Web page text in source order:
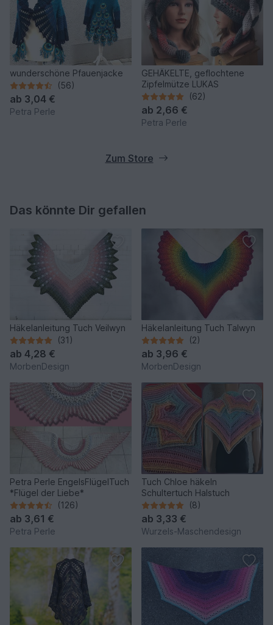
wunderschöne Pfauenjacke
(56)
ab 3,04 €
Petra Perle
GEHÄKELTE, geflochtene
Zipfelmütze LUKAS
(62)
ab 2,66 €
Petra Perle
Zum Store
Das könnte Dir gefallen
Häkelanleitung Tuch Veilwyn
(31)
ab 4,28 €
MorbenDesign
Häkelanleitung Tuch Talwyn
(2)
ab 3,96 €
MorbenDesign
Petra Perle EngelsFlügelTuch
*Flügel der Liebe*
(126)
ab 3,61 €
Petra Perle
Tuch Chloe häkeln
Schultertuch Halstuch
(8)
ab 3,33 €
Wurzels-Maschendesign